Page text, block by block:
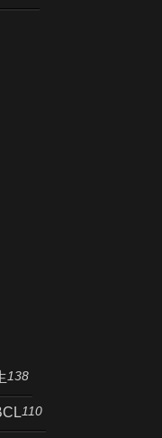
138
110